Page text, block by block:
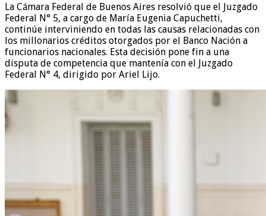
La Cámara Federal de Buenos Aires resolvió que el Juzgado
Federal N° 5, a cargo de María Eugenia Capuchetti,
continúe interviniendo en todas las causas relacionadas con
los millonarios créditos otorgados por el Banco Nación a
funcionarios nacionales. Esta decisión pone fin a una
disputa de competencia que mantenía con el Juzgado
Federal N° 4, dirigido por Ariel Lijo.